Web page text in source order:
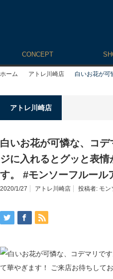
CONCEPT
ホーム アトレ川崎店 白いお花が可
アトレ川崎店
白いお花が可憐な、コ
ジに入れるとグッと表
す。 #モンソーフルール
2020/1/27 アトレ川崎店 投稿者: モン